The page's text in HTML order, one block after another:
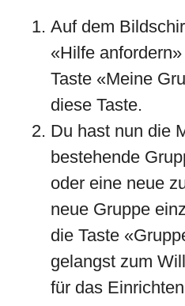
Auf dem
«Hilfe
Taste «Meine
diese Taste.
Du hast nun die
bestehende
oder eine neue
neue Gruppe
die Taste
gelangst zum
für das